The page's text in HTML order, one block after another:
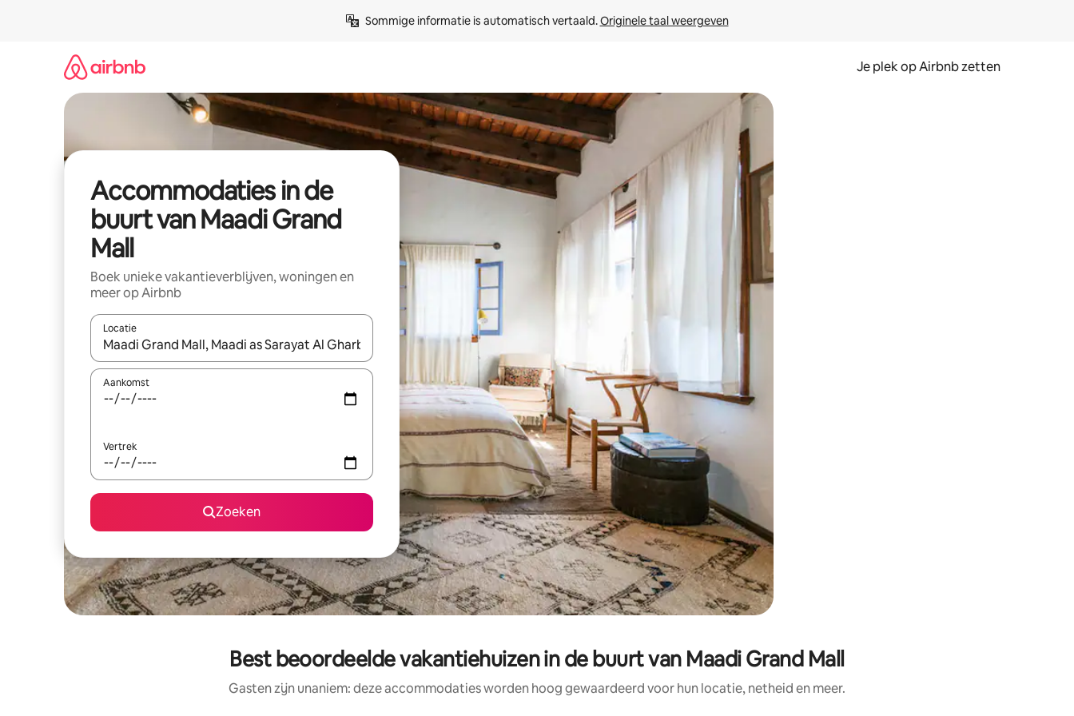
Sommige informatie is automatisch vertaald. Originele taal weergeven
Je plek op Airbnb zetten
Accommodaties in de
buurt van Maadi Grand
Mall
Boek unieke vakantieverblijven, woningen en
meer op Airbnb
Locatie
Wanneer er resultaten beschikbaar zijn, maak je een keuze met je de pijltjestoetsen omhoog en omlaag, óf door te tikken of swipen.
Aankomst
Vertrek
Zoeken
Best beoordeelde vakantiehuizen in de buurt van Maadi Grand Mall
Gasten zijn unaniem: deze accommodaties worden hoog gewaardeerd voor hun locatie, netheid en meer.